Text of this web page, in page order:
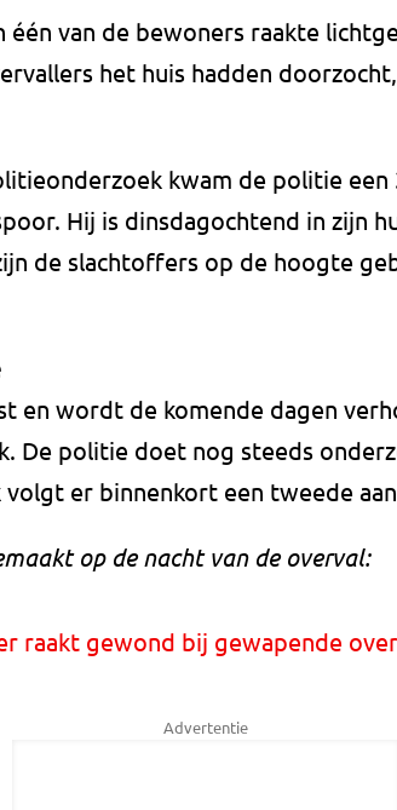
één van de bewoners raakte
het huis hadden
kwam de politie een
Hij is dinsdagochtend in zijn
de slachtoffers op de hoogte
en wordt de komende dagen
De politie doet nog steeds
er binnenkort een tweede
op de nacht van de overval:
raakt gewond bij gewapende
Advertentie